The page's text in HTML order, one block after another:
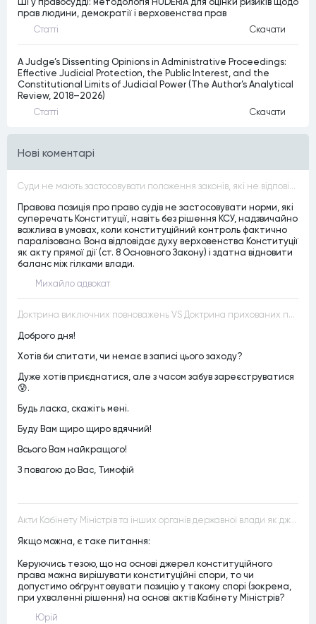
прав людини, демократії і верховенства прав
Статтi Скачати
A Judge’s Dissenting Opinions in Administrative Proceedings:
Effective Judicial Protection, the Public Interest, and the
Constitutional Limits of Judicial Power (The Author’s Analytical
Review, 2018–2026)
Статтi Скачати
Нові коментарі
Суди не мають застосовувати положення законів, які не відповідають Конституції, незалежно від того, чи визнавалися вони Конституційним Судом України неконституційними, тобто закони, що суперечать Конституції України не можуть застосовуватися навіть у випадках, коли вони є чинними
Правова позиція про право судів не застосовувати норми, які
суперечать Конституції, навіть без рішення КСУ, надзвичайно
важлива в умовах, коли конституційний контроль фактично
паралізовано. Вона відповідає духу верховенства Конституції
як акту прямої дії (ст. 8 Основного Закону) і здатна відновити
баланс між гілками влади.
Михайло адвокат
Доктрина виключних повноважень VS Доктрина прихованих повноважень
Доброго дня!
Хотів би спитати, чи немає в записі цього заходу?
Дуже хотів приєднатися, але з часом забув зареєструватися
😰.
Будь ласка, скажіть мені.
Буду Вам щиро щиро вдячний!
Всього Вам найкращого!
З повагою до Вас, Тимофій
Акти Кабінету Міністрів та інших органів державної влади як джерела конституційного права
Якщо можна, є таке питання:
Керуючись тезою, що на основі джерел конституційного
права можна вирішувати конституційні спори, то чи
допустимо обґрунтовувати позицію у такому спорі (зокрема,
при ухваленні рішення) на основі актів Кабінету Міністрів?
Юрій